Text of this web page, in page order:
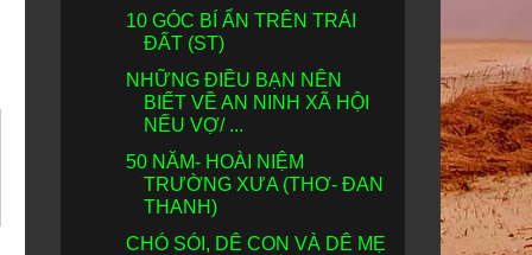
10 GÓC BÍ ẨN TRÊN TRÁI
ĐẤT (ST)
NHỮNG ĐIỀU BẠN NÊN
BIẾT VỀ AN NINH XÃ HỘI
NẾU VỢ/ ...
50 NĂM- HOÀI NIỆM
TRƯỜNG XƯA (THƠ- ĐAN
THANH)
CHÓ SÓI, DÊ CON VÀ DÊ MẸ